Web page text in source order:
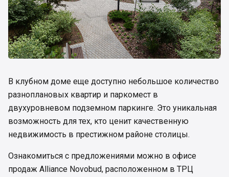
В клубном доме еще доступно небольшое количество
разноплановых квартир и паркомест в
двухуровневом подземном паркинге. Это уникальная
возможность для тех, кто ценит качественную
недвижимость в престижном районе столицы.
Ознакомиться с предложениями можно в офисе
продаж Alliance Novobud, расположенном в ТРЦ